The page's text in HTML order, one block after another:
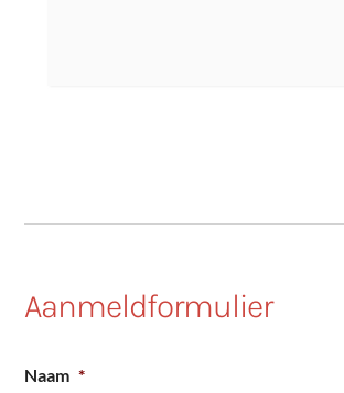
Aanmeldformulier
Naam *